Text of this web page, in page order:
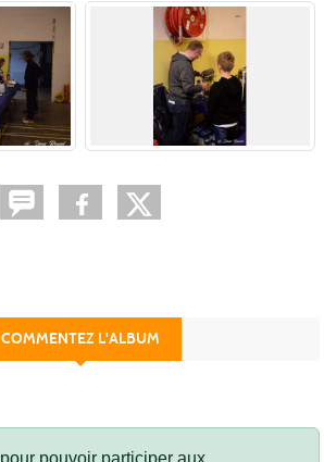
COMMENTEZ L'ALBUM
pour pouvoir participer aux